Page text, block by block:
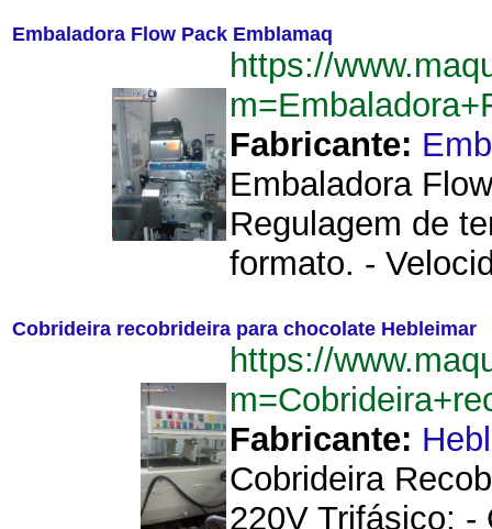
Embaladora Flow Pack Emblamaq
https://
Fabricante:
Embaladora
Regulagem de
formato. -
Cobrideira recobrideira para chocolate Hebleimar
https://
Fabricante:
Cobrideira
220V Trifásico; -